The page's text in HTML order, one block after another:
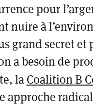
pour
nuire à
grand secret
a besoin de
laCoalition B
approche